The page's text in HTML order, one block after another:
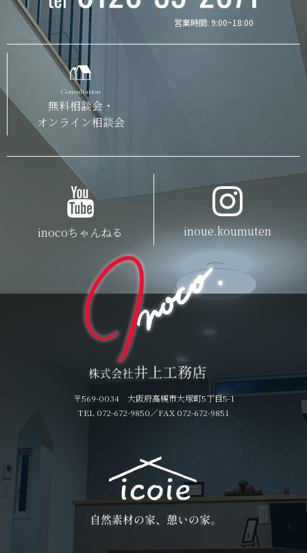
営業時間: 9:00~18:00
Consultation
無料相談会・
オンライン相談会
inocoちゃんねる inoue.koumuten
〒569-0034 大阪府高槻市大塚町5丁目5-1
TEL 072-672-9850／FAX 072-672-9851